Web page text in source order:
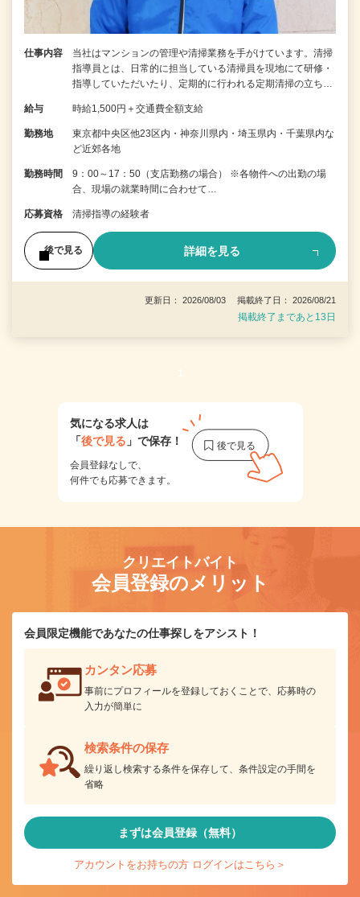
仕事内容
当社はマンションの管理や清掃業務を手がけています。清掃
指導員とは、日常的に担当している清掃員を現地にて研修・
指導していただいたり、定期的に行われる定期清掃の立ち…
給与 時給1,500円＋交通費全額支給
勤務地
東京都中央区他23区内・神奈川県内・埼玉県内・千葉県内な
ど近郊各地
勤務時間
9：00～17：50（支店勤務の場合） ※各物件への出勤の場
合、現場の就業時間に合わせて…
応募資格 清掃指導の経験者
後で見る 詳細を見る
更新日： 2026/08/03 掲載終了日： 2026/08/21
掲載終了まであと13日
1
気になる求人は
「後で見る 」で保存！
会員登録なしで、
何件でも応募できます。
クリエイトバイト
会員登録のメリット
会員限定機能であなたの仕事探しをアシスト！
カンタン応募
事前にプロフィールを登録しておくことで、応募時の
入力が簡単に
検索条件の保存
繰り返し検索する条件を保存して、条件設定の手間を
省略
まずは会員登録（無料）
アカウントをお持ちの方 ログインはこちら＞